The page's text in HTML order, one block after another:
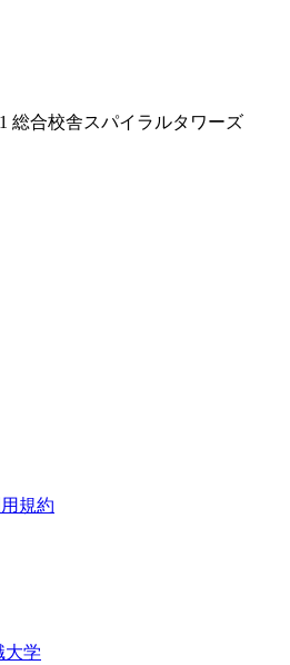
総合校舎スパイラルタワーズ
規約
大学